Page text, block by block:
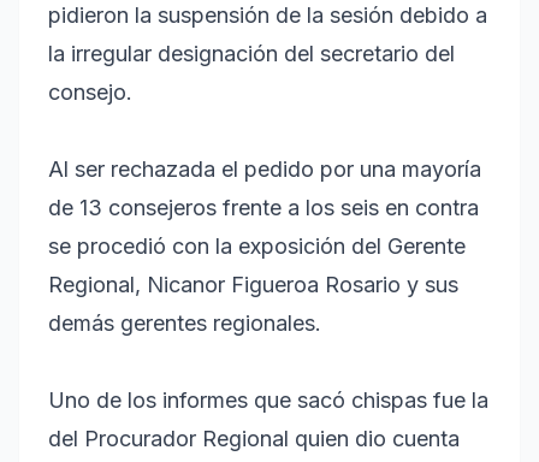
pidieron la suspensión de la sesión debido a
la irregular designación del secretario del
consejo.
Al ser rechazada el pedido por una mayoría
de 13 consejeros frente a los seis en contra
se procedió con la exposición del Gerente
Regional, Nicanor Figueroa Rosario y sus
demás gerentes regionales.
Uno de los informes que sacó chispas fue la
del Procurador Regional quien dio cuenta